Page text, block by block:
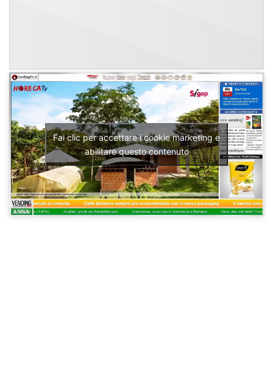
Fai clic per accettare i cookie marketing e
abilitare questo contenuto